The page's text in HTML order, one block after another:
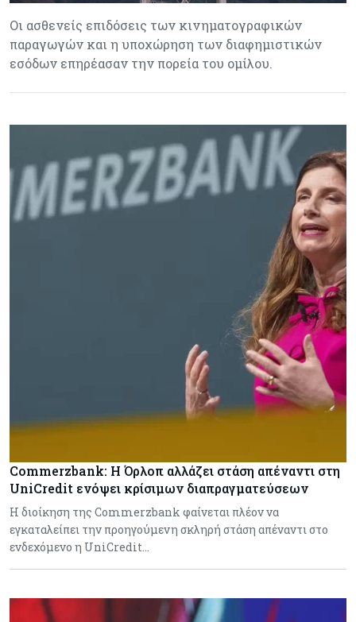
Οι ασθενείς επιδόσεις των κινηματογραφικών
παραγωγών και η υποχώρηση των διαφημιστικών
εσόδων επηρέασαν την πορεία του ομίλου.
Commerzbank: Η Όρλοπ αλλάζει στάση απέναντι στη
UniCredit ενόψει κρίσιμων διαπραγματεύσεων
H διοίκηση της Commerzbank φαίνεται πλέον να
εγκαταλείπει την προηγούμενη σκληρή στάση απέναντι στο
ενδεχόμενο η UniCredit…